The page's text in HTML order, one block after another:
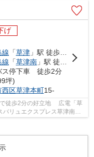
げ
線 「草津」駅 徒歩3分
線 「草津南」駅 徒歩9分
ス停下車 徒歩2分
坪)
西区草津本町15-
徒歩2分の好立地 広電「草
リュエクスプレス草津南店